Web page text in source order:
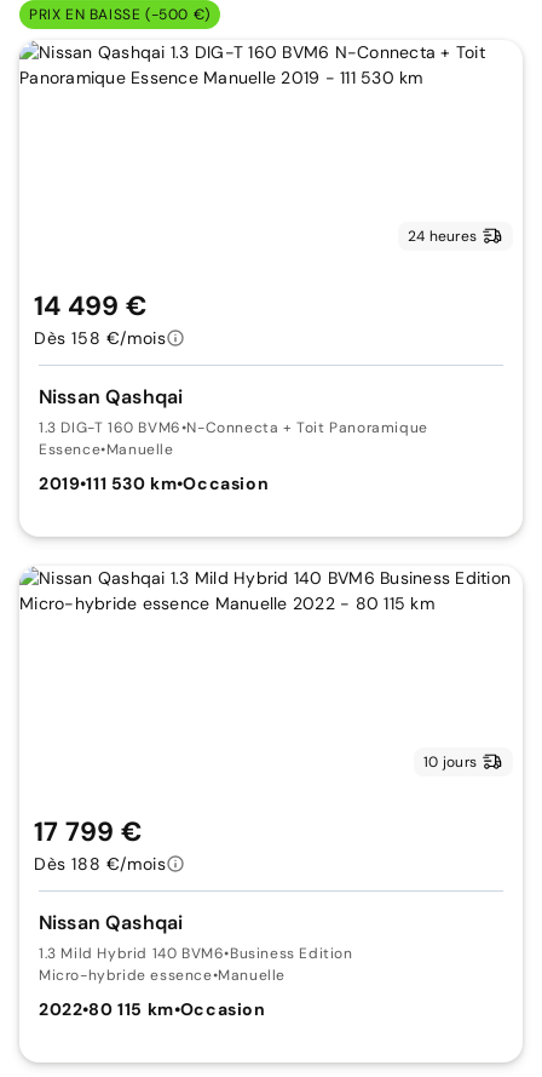
PRIX EN BAISSE (-500 €)
24 heures
Nissan Qashqai
1.3 DIG-T 160 BVM6•N-Connecta + Toit Panoramique
Essence•Manuelle
2019•111 530 km•Occasion
14 499 €
Dès 158 €/mois
10 jours
Nissan Qashqai
1.3 Mild Hybrid 140 BVM6•Business Edition
Micro-hybride essence•Manuelle
2022•80 115 km•Occasion
17 799 €
Dès 188 €/mois